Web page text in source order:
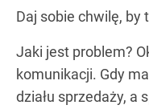
Daj sobie chwilę, by
Jaki jest problem?
komunikacji. Gdy
działu sprzedaży, a